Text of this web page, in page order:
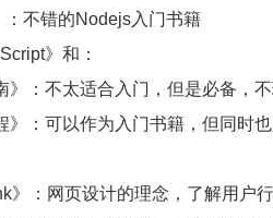
：不错的Nodejs入门书籍
》和：
》：不太适合入门，但是必备，
》：可以作为入门书籍，但同时
》：网页设计的理念，了解用户